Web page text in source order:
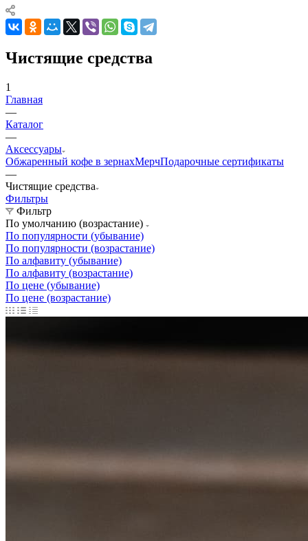
Чистящие средства
1
Главная
—
Каталог
—
Аксессуары
Обжаренный кофе в зернахМерчПодарочные сертификаты
—
Чистящие средства
Фильтры
Фильтр
По умолчанию (возрастание)
По популярности (убывание)
По популярности (возрастание)
По алфавиту (убывание)
По алфавиту (возрастание)
По цене (убывание)
По цене (возрастание)